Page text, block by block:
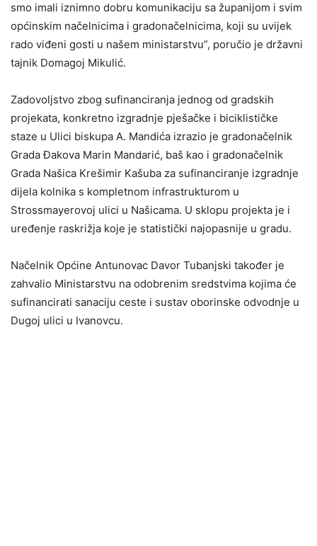
smo imali iznimno dobru komunikaciju sa županijom i svim
općinskim načelnicima i gradonačelnicima, koji su uvijek
rado viđeni gosti u našem ministarstvu”, poručio je državni
tajnik Domagoj Mikulić.
Zadovoljstvo zbog sufinanciranja jednog od gradskih
projekata, konkretno izgradnje pješačke i biciklističke
staze u Ulici biskupa A. Mandića izrazio je gradonačelnik
Grada Đakova Marin Mandarić, baš kao i gradonačelnik
Grada Našica Krešimir Kašuba za sufinanciranje izgradnje
dijela kolnika s kompletnom infrastrukturom u
Strossmayerovoj ulici u Našicama. U sklopu projekta je i
uređenje raskrižja koje je statistički najopasnije u gradu.
Načelnik Općine Antunovac Davor Tubanjski također je
zahvalio Ministarstvu na odobrenim sredstvima kojima će
sufinancirati sanaciju ceste i sustav oborinske odvodnje u
Dugoj ulici u Ivanovcu.